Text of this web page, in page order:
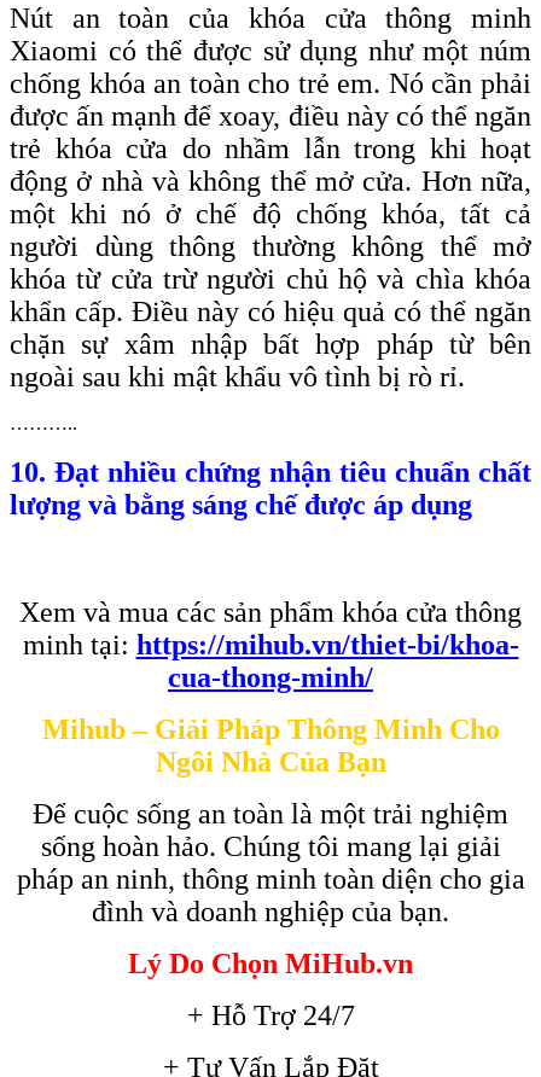
Nút an toàn của khóa cửa thông minh
Xiaomi có thể được sử dụng như một núm
chống khóa an toàn cho trẻ em. Nó cần phải
được ấn mạnh để xoay, điều này có thể ngăn
trẻ khóa cửa do nhầm lẫn trong khi hoạt
động ở nhà và không thể mở cửa. Hơn nữa,
một khi nó ở chế độ chống khóa, tất cả
người dùng thông thường không thể mở
khóa từ cửa trừ người chủ hộ và chìa khóa
khẩn cấp. Điều này có hiệu quả có thể ngăn
chặn sự xâm nhập bất hợp pháp từ bên
ngoài sau khi mật khẩu vô tình bị rò rỉ.
………..
10. Đạt nhiều chứng nhận tiêu chuẩn chất
lượng và bằng sáng chế được áp dụng
Xem và mua các sản phẩm khóa cửa thông
minh tại: https://mihub.vn/thiet-bi/khoa-
cua-thong-minh/
Mihub – Giải Pháp Thông Minh Cho
Ngôi Nhà Của Bạn
Để cuộc sống an toàn là một trải nghiệm
sống hoàn hảo. Chúng tôi mang lại giải
pháp an ninh, thông minh toàn diện cho gia
đình và doanh nghiệp của bạn.
Lý Do Chọn MiHub.vn
+ Hỗ Trợ 24/7
+ Tư Vấn Lắp Đặt